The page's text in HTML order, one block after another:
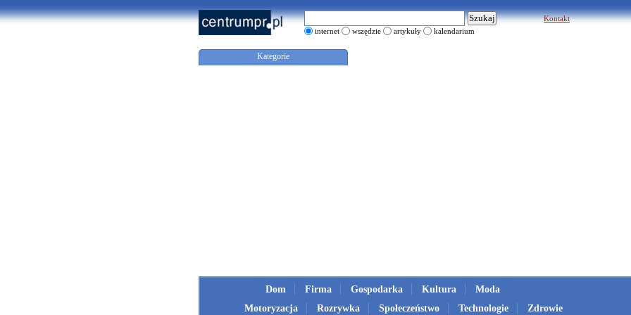
internet wszędzie artykuły kalendarium
Kontakt
Kategorie
Dom Firma Gospodarka Kultura
Moda
Motoryzacja
Rozrywka Społeczeństwo Technologie Zdrowie